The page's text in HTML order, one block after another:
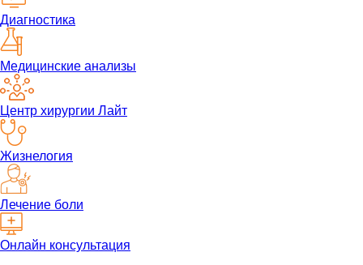
Диагностика
Медицинские анализы
Центр хирургии Лайт
Жизнелогия
Лечение боли
Онлайн консультация